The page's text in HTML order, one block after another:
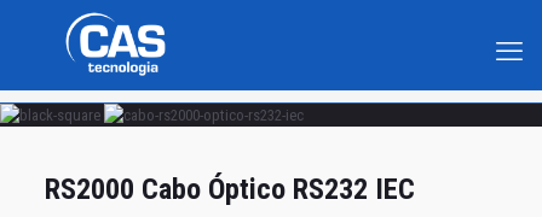
RS2000 Cabo Óptico RS232 IEC